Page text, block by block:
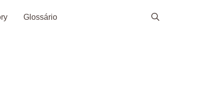
Glossário